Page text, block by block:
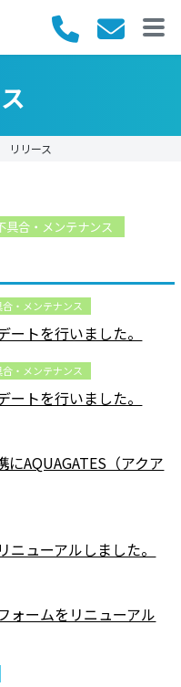
リース
具合・メンテナンス
・メンテナンス
ートを行いました。
・メンテナンス
ートを行いました。
AQUAGATES（アクア
ューアルしました。
ォームをリニューアル